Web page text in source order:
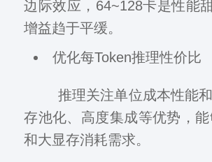
边际效应，64~128卡是性能
增益趋于平缓。
优化每Token推理性价比
推理关注单位成本性能和
存池化、高度集成等优势，
和大显存消耗需求。